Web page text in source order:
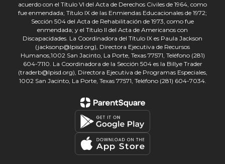
acuerdo con el Título VI del Acta de Derechos Civiles de 1964, como
fue enmendada; Título IX de las Enmiendas Educacionales de 1972;
Sección 504 del Acta de Rehabilitación de 1973, como fue
enmendada; y el Título II del Acta de Americanos con
Discapacidades. La Coordinadora del Título IX es Paula Jackson
(jacksonp@lpisd.org), Directora Ejecutiva de Recursos
Humanos,1002 San Jacinto, La Porte, Texas 77571, Teléfono (281)
604-7110. La Coordinadora de la Sección 504 es la Billye Trader
(traderb@lpisd.org), Directora Ejecutiva de Programas Especiales,
1002 San Jacinto, La Porte, Texas 77571, Teléfono (281) 604-7034.